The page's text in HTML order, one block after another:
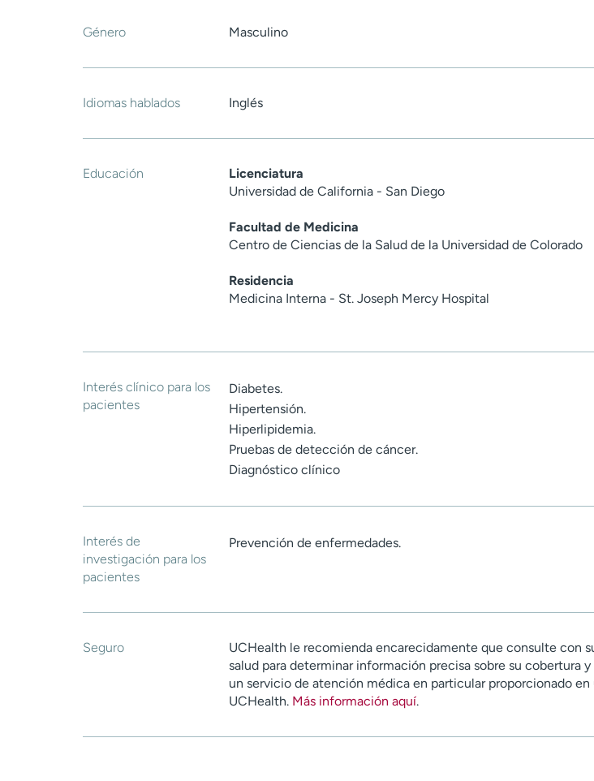
Género Masculino
Idiomas hablados Inglés
Educación
Licenciatura
Universidad de California - San Diego
Facultad de Medicina
Centro de Ciencias de la Salud de la Universidad de Colorado
Residencia
Medicina Interna - St. Joseph Mercy Hospital
Interés clínico para los
pacientes
Diabetes.
Hipertensión.
Hiperlipidemia.
Pruebas de detección de cáncer.
Diagnóstico clínico
Interés de
investigación para los
pacientes
Prevención de enfermedades.
Seguro
UCHealth le recomienda encarecidamente que consulte con
salud para determinar información precisa sobre su cobertura
un servicio de atención médica en particular proporcionado
UCHealth. Más información aquí.